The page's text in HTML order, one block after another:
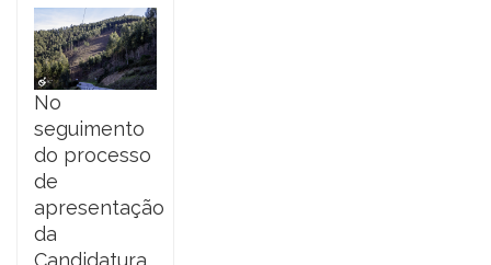
No
seguimento
do processo
de
apresentação
da
Candidatura